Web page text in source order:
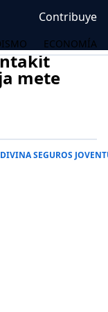
Contribuye
ECONOMÍA
mete
DIVINA SEGUROS